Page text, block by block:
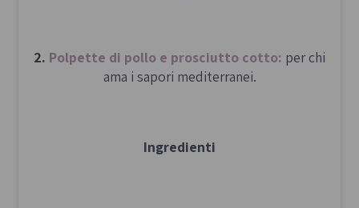
2. Polpette di pollo e prosciutto cotto: per chi
ama i sapori mediterranei.
Ingredienti